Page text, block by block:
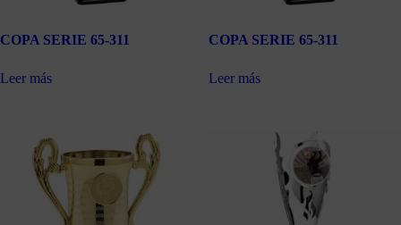
COPA SERIE 65-311
Leer más
COPA SERIE 65-311
Leer más